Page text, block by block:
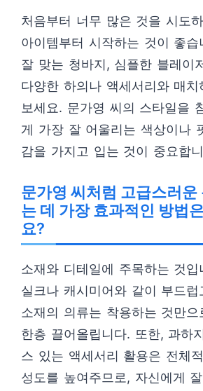
처음부터 너무 많은 것을 시도
아이템부터 시작하는 것이 좋
잘 맞는 청바지, 심플한 블레이
다양한 하의나 액세서리와 매
보세요. 문가영 씨의 스타일을
게 가장 잘 어울리는 색상이나
감을 가지고 입는 것이 중요합
문가영 씨처럼 고급스러운
는 데 가장 효과적인 방법
요?
소재와 디테일에 주목하는 것
실크나 캐시미어와 같이 부드럽
소재의 의류는 착용하는 것만으
한층 끌어올립니다. 또한, 과하
스 있는 액세서리 활용은 전체
성도를 높여주므로, 자신에게